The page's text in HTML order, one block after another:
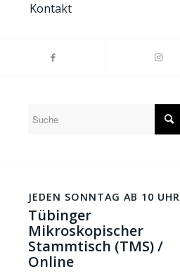
Kontakt
JEDEN SONNTAG AB 10 UHR
Tübinger
Mikroskopischer
Stammtisch (TMS) /
Online